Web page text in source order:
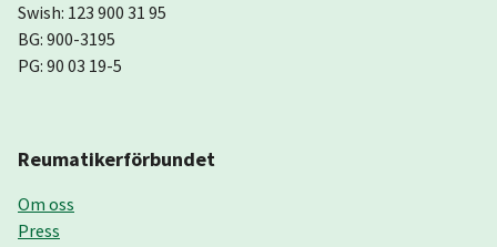
Swish: 123 900 31 95
BG: 900-3195
PG: 90 03 19-5
Reumatikerförbundet
Om oss
Press